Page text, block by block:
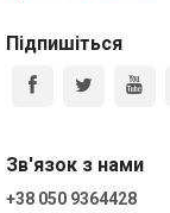
Підпишіться
Зв'язок з нами
+38 050 9364428